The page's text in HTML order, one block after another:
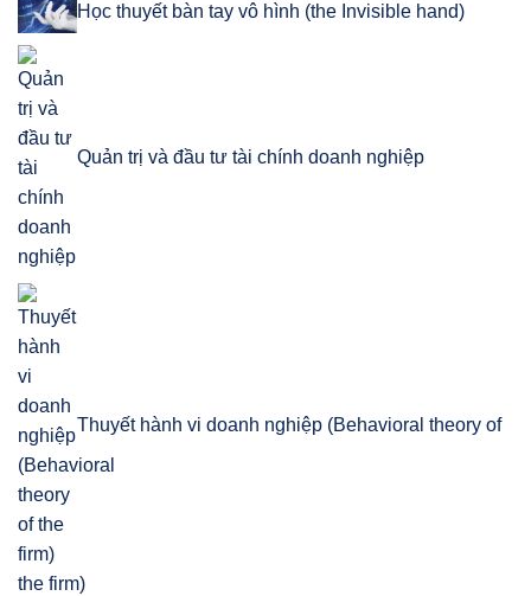
Học thuyết bàn tay vô hình (the Invisible hand)
Quản trị và đầu tư tài chính doanh nghiệp
Thuyết hành vi doanh nghiệp (Behavioral theory of
the firm)